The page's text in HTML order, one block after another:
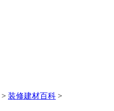
> 装修建材百科 >